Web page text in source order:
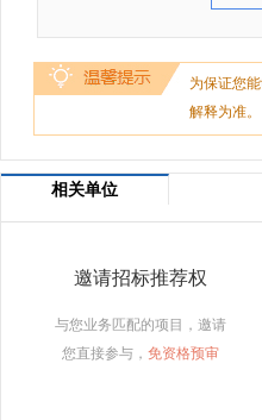
为保证您
解释为准。
相关单位
邀请招标推荐权
与您业务匹配的项目，邀请
您直接参与， 免资格预审